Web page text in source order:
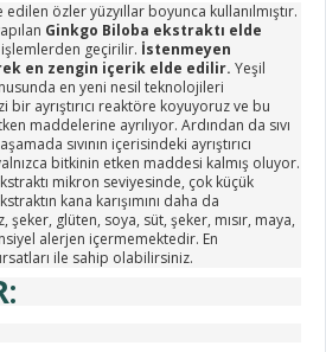
özler yüzyıllar boyunca kullanılmıştır.
Ginkgo Biloba ekstraktı elde
işlemlerden geçirilir. İstenmeyen
en zengin içerik elde edilir. Yeşil
en yeni nesil teknolojileri
ayrıştırıcı reaktöre koyuyoruz ve bu
maddelerine ayrılıyor. Ardından da sıvı
sıvının içerisindeki ayrıştırıcı
bitkinin etken maddesi kalmış oluyor.
mikron seviyesinde, çok küçük
kana karışımını daha da
şeker, glüten, soya, süt, şeker, mısır, maya,
alerjen içermemektedir. En
ile sahip olabilirsiniz.